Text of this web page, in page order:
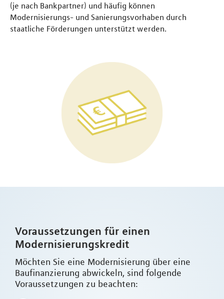
(je nach Bankpartner) und häufig können
Modernisierungs- und Sanierungsvorhaben durch
staatliche Förderungen unterstützt werden.
Voraussetzungen für einen
Modernisierungskredit
Möchten Sie eine Modernisierung über eine
Baufinanzierung abwickeln, sind folgende
Voraussetzungen zu beachten: